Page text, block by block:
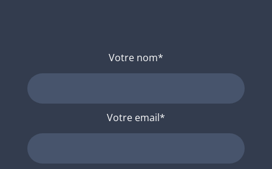
Votre nom*
Votre email*